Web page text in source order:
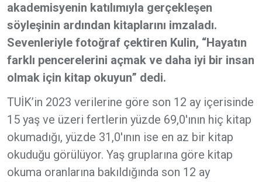
akademisyenin katılımıyla gerçekleşen
söyleşinin ardından kitaplarını imzaladı.
Sevenleriyle fotoğraf çektiren Kulin, “Hayatın
farklı pencerelerini açmak ve daha iyi bir insan
olmak için kitap okuyun” dedi.
TUİK’in 2023 verilerine göre son 12 ay içerisinde
15 yaş ve üzeri fertlerin yüzde 69,0'ının hiç kitap
okumadığı, yüzde 31,0'ının ise en az bir kitap
okuduğu görülüyor. Yaş gruplarına göre kitap
okuma oranlarına bakıldığında son 12 ay